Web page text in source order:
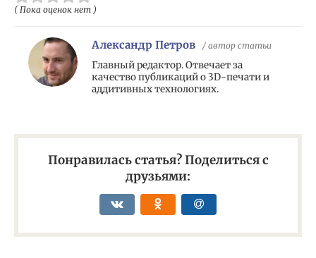
( Пока оценок нет )
Александр Петров / автор статьи
Главный редактор. Отвечает за
качество публикаций о 3D-печати и
аддитивных технологиях.
Понравилась статья? Поделиться с
друзьями: